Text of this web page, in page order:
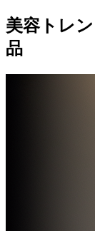
美容トレ
品